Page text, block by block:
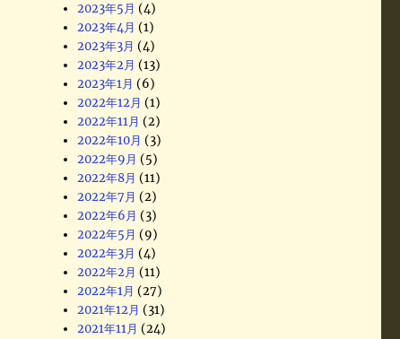
2023年5月 (4)
2023年4月 (1)
2023年3月 (4)
2023年2月 (13)
2023年1月 (6)
2022年12月 (1)
2022年11月 (2)
2022年10月 (3)
2022年9月 (5)
2022年8月 (11)
2022年7月 (2)
2022年6月 (3)
2022年5月 (9)
2022年3月 (4)
2022年2月 (11)
2022年1月 (27)
2021年12月 (31)
2021年11月 (24)